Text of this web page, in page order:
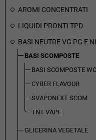
AROMI CONCENTRATI
LIQUIDI PRONTI TPD
BASI NEUTRE VG PG E
BASI SCOMPOSTE
BASI SCOMPOSTE
CYBER FLAVOUR
SVAPONEXT SCOM
TNT VAPE
GLICERINA VEGETALE